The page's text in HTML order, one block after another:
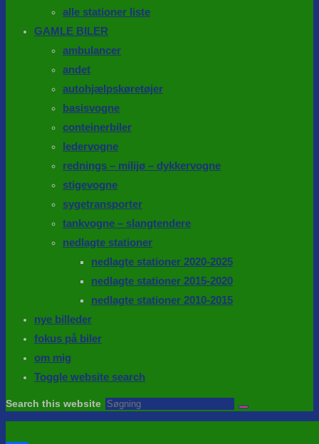
alle stationer liste
GAMLE BILER
ambulancer
andet
autohjælpskøretøjer
basisvogne
conteinerbiler
ledervogne
rednings – milijø – dykkervogne
stigevogne
sygetransporter
tankvogne – slangtendere
nedlagte stationer
nedlagte stationer 2020-2025
nedlagte stationer 2015-2020
nedlagte stationer 2010-2015
nye billeder
fokus på biler
om mig
Toggle website search
Search this website